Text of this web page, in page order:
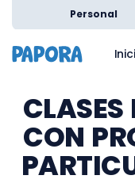
Personal
CLASES
CON